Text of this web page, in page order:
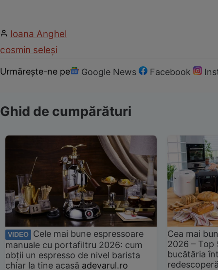
Ioana Anghel
cosmin seleși
Urmărește-ne pe Google News Facebook
Ghid de cumpărături
VIDEO
Cele mai bune espressoare
manuale cu portafiltru 2026: cum
obții un espresso de nivel barista
chiar la tine acasă adevarul.ro
Cea mai
2026 –
bucătăria